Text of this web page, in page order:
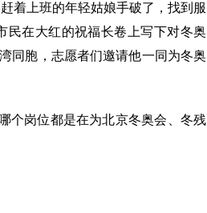
着上班的年轻姑娘手破了，找到服
民在大红的祝福长卷上写下对冬奥
同胞，志愿者们邀请他一同为冬奥
个岗位都是在为北京冬奥会、冬残